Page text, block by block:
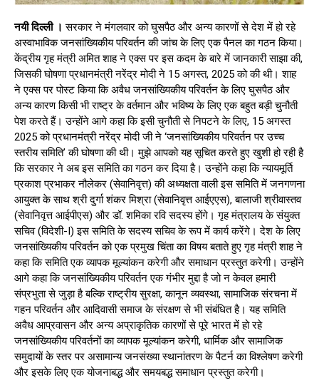
नयी दिल्ली । सरकार ने मंगलवार को घुसपैठ और अन्य कारणों से देश में हो रहे
अस्वाभाविक जनसांख्यिकीय परिवर्तन की जांच के लिए एक पैनल का गठन किया।
केंद्रीय गृह मंत्री अमित शाह ने एक्स पर इस कदम के बारे में जानकारी साझा की,
जिसकी घोषणा प्रधानमंत्री नरेंद्र मोदी ने 15 अगस्त, 2025 को की थी। शाह
ने एक्स पर पोस्ट किया कि अवैध जनसांख्यिकीय परिवर्तन के लिए घुसपैठ और
अन्य कारण किसी भी राष्ट्र के वर्तमान और भविष्य के लिए एक बहुत बड़ी चुनौती
पेश करते हैं। उन्होंने आगे कहा कि इसी चुनौती से निपटने के लिए, 15 अगस्त
2025 को प्रधानमंत्री नरेंद्र मोदी जी ने ‘जनसांख्यिकीय परिवर्तन पर उच्च
स्तरीय समिति’ की घोषणा की थी। मुझे आपको यह सूचित करते हुए खुशी हो रही है
कि सरकार ने अब इस समिति का गठन कर दिया है। उन्होंने कहा कि न्यायमूर्ति
प्रकाश प्रभाकर नौलेकर (सेवानिवृत्त) की अध्यक्षता वाली इस समिति में जनगणना
आयुक्त के साथ श्री दुर्गा शंकर मिश्रा (सेवानिवृत्त आईएएस), बालाजी श्रीवास्तव
(सेवानिवृत्त आईपीएस) और डॉ. शमिका रवि सदस्य होंगे। गृह मंत्रालय के संयुक्त
सचिव (विदेशी-I) इस समिति के सदस्य सचिव के रूप में कार्य करेंगे। देश के लिए
जनसांख्यिकीय परिवर्तन को एक प्रमुख चिंता का विषय बताते हुए गृह मंत्री शाह ने
कहा कि समिति एक व्यापक मूल्यांकन करेगी और समाधान प्रस्तुत करेगी। उन्होंने
आगे कहा कि जनसांख्यिकीय परिवर्तन एक गंभीर मुद्दा है जो न केवल हमारी
संप्रभुता से जुड़ा है बल्कि राष्ट्रीय सुरक्षा, कानून व्यवस्था, सामाजिक संरचना में
गहन परिवर्तन और आदिवासी समाज के संरक्षण से भी संबंधित है। यह समिति
अवैध आप्रवासन और अन्य अप्राकृतिक कारणों से पूरे भारत में हो रहे
जनसांख्यिकीय परिवर्तनों का व्यापक मूल्यांकन करेगी, धार्मिक और सामाजिक
समुदायों के स्तर पर असामान्य जनसंख्या स्थानांतरण के पैटर्न का विश्लेषण करेगी
और इसके लिए एक योजनाबद्ध और समयबद्ध समाधान प्रस्तुत करेगी।